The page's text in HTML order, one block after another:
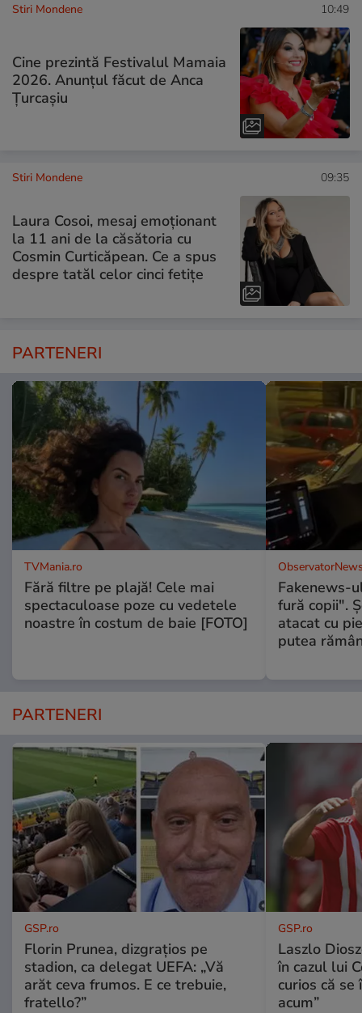
Stiri Mondene 10:49
Cine prezintă Festivalul Mamaia
2026. Anunțul făcut de Anca
Țurcașiu
Stiri Mondene 09:35
Laura Cosoi, mesaj emoționant
la 11 ani de la căsătoria cu
Cosmin Curticăpean. Ce a spus
despre tatăl celor cinci fetițe
PARTENERI
TVMania.ro
Fără filtre pe plajă! Cele mai
spectaculoase poze cu vedetele
noastre în costum de baie [FOTO]
Fakenews-
fură copii".
atacat cu
putea
PARTENERI
GSP.ro
Florin Prunea, dizgrațios pe
stadion, ca delegat UEFA: „Vă
arăt ceva frumos. E ce trebuie,
fratello?”
GSP.ro
Laszlo
în cazul lui
curios că
acum”